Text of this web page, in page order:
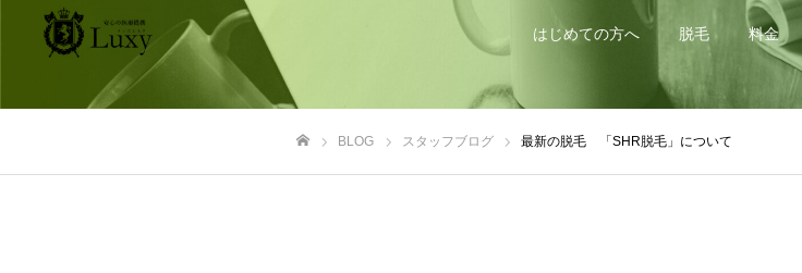
はじめての方へ 脱毛 料金
BLOG スタッフブログ 最新の脱毛 「SHR脱毛」について